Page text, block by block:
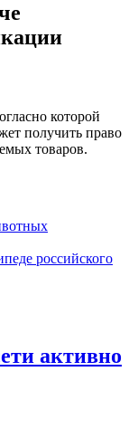
которой
получить право
товаров.
российского
активно